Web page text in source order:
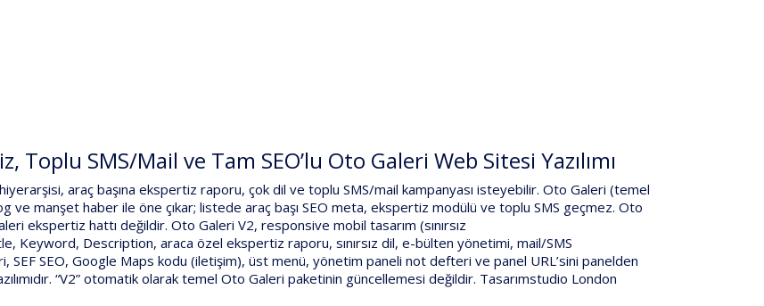
Toplu SMS/Mail ve Tam SEO’lu Oto Galeri Web Sitesi Yazılımı
,araç başına ekspertiz raporu,çok dil vetoplu SMS/mail kampanyası isteyebilir.Oto Galeri (temel
ve manşet haberile öne çıkar; listedearaç başı SEO meta, ekspertiz modülü ve toplu SMS geçmez.Oto
ekspertiz hattı değildir.Oto Galeri V2,responsive mobil tasarım (sınırsız
Keyword, Description,araca özel ekspertiz raporu,sınırsız dil,e-bülten yönetimi,mail/SMS
,SEF SEO,Google Maps kodu (iletişim),üst menü,yönetim paneli not defteri vepanel URL’sini panelden
“V2” otomatik olarak temelOto Galeri paketinin güncellemesi değildir. Tasarımstudio London